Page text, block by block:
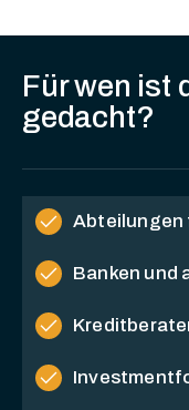
Für wen ist
gedacht?
check Abteilungen
check Banken und
check
check